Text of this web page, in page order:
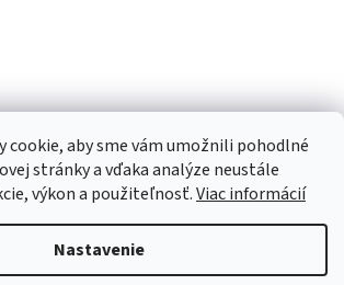
cookie, aby sme vám umožnili pohodlné
stránky a vďaka analýze neustále
výkon a použiteľnosť.Viac informácií
Nastavenie